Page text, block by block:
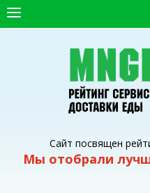
Сайт посвящен
Мы отобрали